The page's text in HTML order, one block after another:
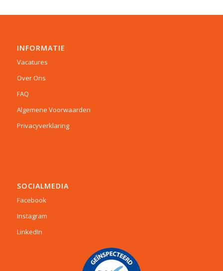
INFORMATIE
Vacatures
Over Ons
FAQ
Algemene Voorwaarden
Privacyverklaring
SOCIALMEDIA
Facebook
Instagram
LinkedIn